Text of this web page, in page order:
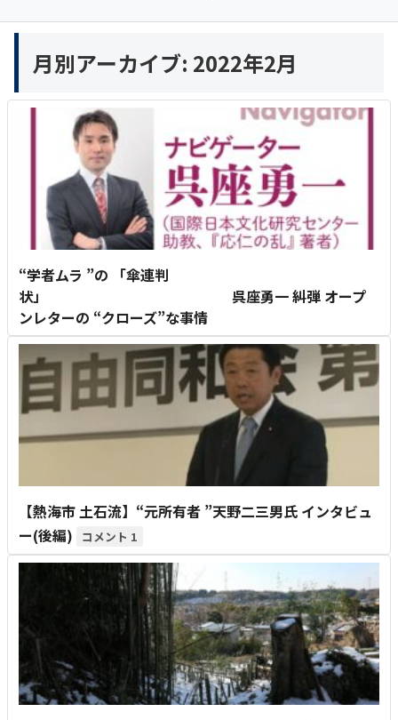
月別アーカイブ: 2022年2月
“学者ムラ ”の 「傘連判
状」 呉座勇一 糾弾 オープ
ンレターの “クローズ”な事情
【熱海市 土石流】“元所有者 ”天野二三男氏 インタビュ
ー(後編)
1